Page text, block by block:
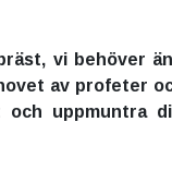
vi behöver
av profeter
och uppmuntra